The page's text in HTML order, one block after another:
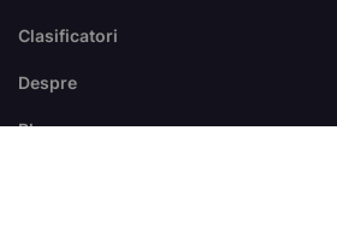
Clasificatori
Despre
Blog